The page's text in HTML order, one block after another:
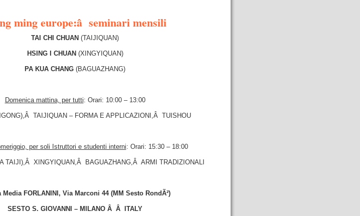
ming europe:â seminarimensili
TAI CHI CHUAN (TAIJIQUAN)
HSING I CHUAN (XINGYIQUAN)
PA KUA CHANG (BAGUAZHANG)
Domenica mattina, per tutti: Orari: 10:00 – 13:00
TAIJIQUAN – FORMA E APPLICAZIONI,Â TUISHOU
per soli Istruttori e studenti interni: Orari: 15:30 – 18:00
TAIJI),Â XINGYIQUAN,Â BAGUAZHANG,Â ARMI TRADIZIONALI
Media FORLANINI, Via Marconi 44 (MM Sesto RondÃ²)
SESTO S. GIOVANNI – MILANO Â Â ITALY